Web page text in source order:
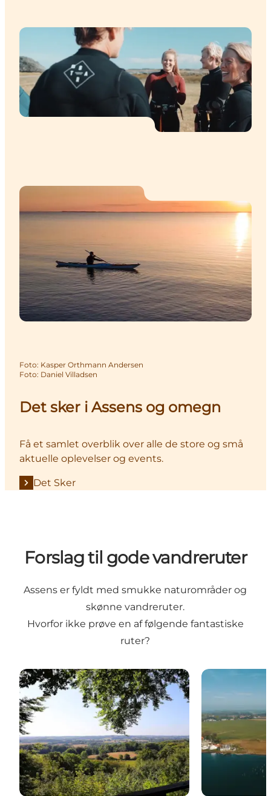
Foto: Kasper Orthmann Andersen
Foto: Daniel Villadsen
Det sker i Assens og omegn
Få et samlet overblik over alle de store og små
aktuelle oplevelser og events.
Det Sker
Forslag til gode vandreruter
Assens er fyldt med smukke naturområder og
skønne vandreruter.
Hvorfor ikke prøve en af følgende fantastiske
ruter?
Vandrerute: Vissenbjerg Bakker Vandrerute: